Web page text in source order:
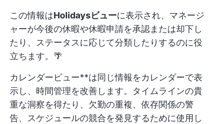
この情報はHolidaysビューに表示され、マネージ
ャーが今後の休暇や休暇申請を承認または却下し
たり、ステータスに応じて分類したりするのに役
立ちます。🌴
カレンダービュー**は同じ情報をカレンダーで表
示し、時間管理を改善します。タイムラインの貴
重な洞察を得たり、欠勤の重複、依存関係の警
告、スケジュールの競合を発見するために使用し